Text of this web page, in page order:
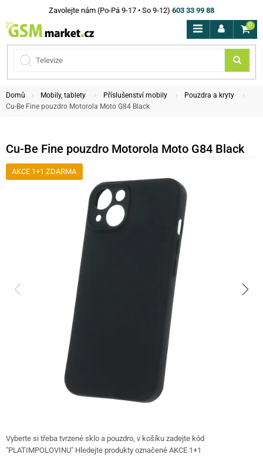
Zavolejte nám (Po-Pá 9-17 • So 9-12) 603 33 99 88
0
Domů Mobily, tablety Příslušenství mobily
Pouzdra a kryty
Cu-Be Fine pouzdro Motorola Moto G84 Black
Cu-Be Fine pouzdro Motorola Moto G84 Black
AKCE 1+1 ZDARMA
Vyberte si třeba tvrzené sklo a pouzdro, v košíku zadejte kód
"PLATIMPOLOVINU" Hledejte produkty označené AKCE 1+1